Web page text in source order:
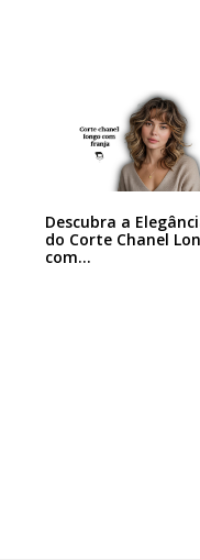
Descubra a
do Corte Chanel
com…